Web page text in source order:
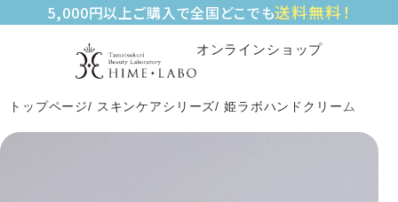
5,000円以上ご購入で全国どこでも送料無料！
オンラインショップ
トップページ スキンケアシリーズ 姫ラボハンドクリーム（50g